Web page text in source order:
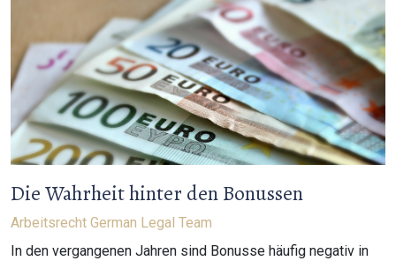
Die Wahrheit hinter den Bonussen
Arbeitsrecht German Legal Team
In den vergangenen Jahren sind Bonusse häufig negativ in